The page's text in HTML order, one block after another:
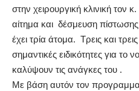
στην χειρουργική κλινική τον
αίτημα και δέσμευση πίστωσης
έχει τρία άτομα. Τρεις και
σημαντικές ειδικότητες για το
καλύψουν τις ανάγκες του .
Με βάση αυτόν τον